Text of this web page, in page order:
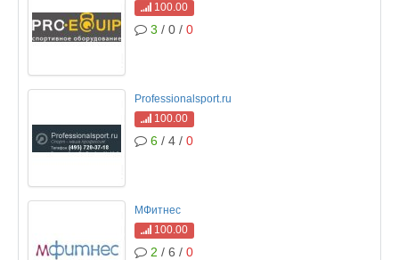
100.00
3 / 0 / 0
Professionalsport.ru
100.00
6 / 4 / 0
МФитнес
100.00
2 / 6 / 0